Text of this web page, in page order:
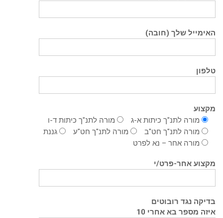
האימייל שלך (חובה)
טלפון
מקצוע
מורה לתנ"ך כיתות א-ג
מורה לתנ"ך כיתות ד-ו
מורה לתנ"ך חט"ב
מורה לתנ"ך חט"ע
גננת
מורה אחר – נא לפרט
מקצוע אחר-פרט/י
בדיקה נגד רובוטים
איזה מספר בא אחרי 10